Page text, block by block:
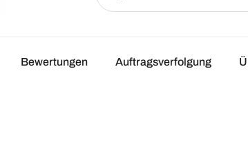
Bewertungen Auftragsverfolgung